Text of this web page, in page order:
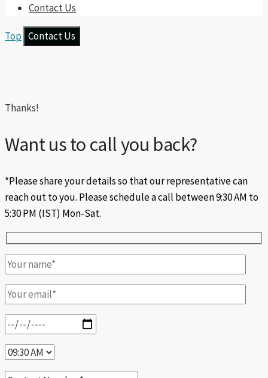
Contact Us
Top Contact Us
Thanks!
Want us to call you back?
*Please share your details so that our representative can
reach out to you. Please schedule a call between 9:30 AM to
5:30 PM (IST) Mon-Sat.